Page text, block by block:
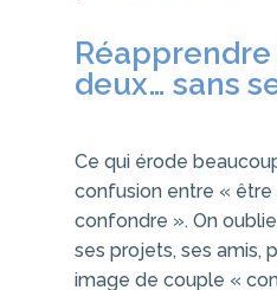
Réapprendre
deux… sans
Ce qui érode
confusion entre «
confondre ». On
ses projets, ses amis,
image de couple «